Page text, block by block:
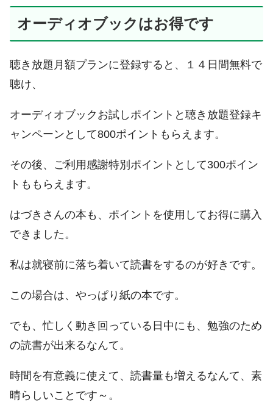
オーディオブックはお得です
聴き放題月額プランに登録すると、１４日間無料で
聴け、
オーディオブックお試しポイントと聴き放題登録キ
ャンペーンとして800ポイントもらえます。
その後、ご利用感謝特別ポイントとして300ポイン
トももらえます。
はづきさんの本も、ポイントを使用してお得に購入
できました。
私は就寝前に落ち着いて読書をするのが好きです。
この場合は、やっぱり紙の本です。
でも、忙しく動き回っている日中にも、勉強のため
の読書が出来るなんて。
時間を有意義に使えて、読書量も増えるなんて、素
晴らしいことです～。